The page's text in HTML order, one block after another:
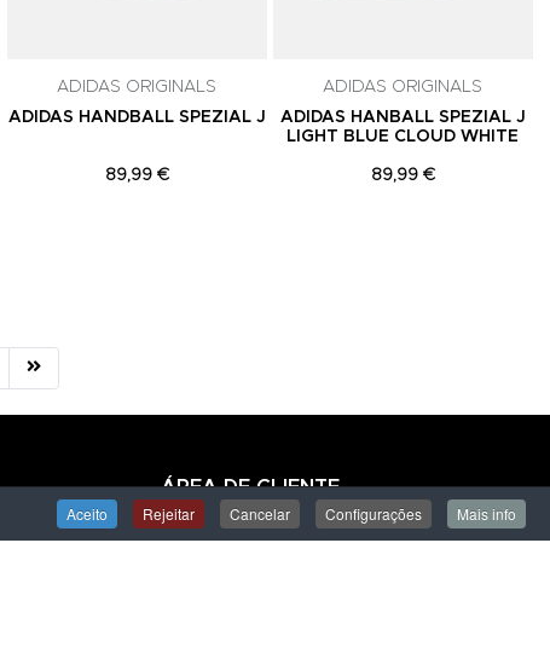
ADIDAS ORIGINALS
ADIDAS HANDBALL SPEZIAL J
89,99 €
ADIDAS ORIGINALS
ADIDAS HANBALL SPEZIAL J
LIGHT BLUE CLOUD WHITE
89,99 €
ÁREA DE CLIENTE
Aceito Rejeitar Cancelar Configurações Mais info